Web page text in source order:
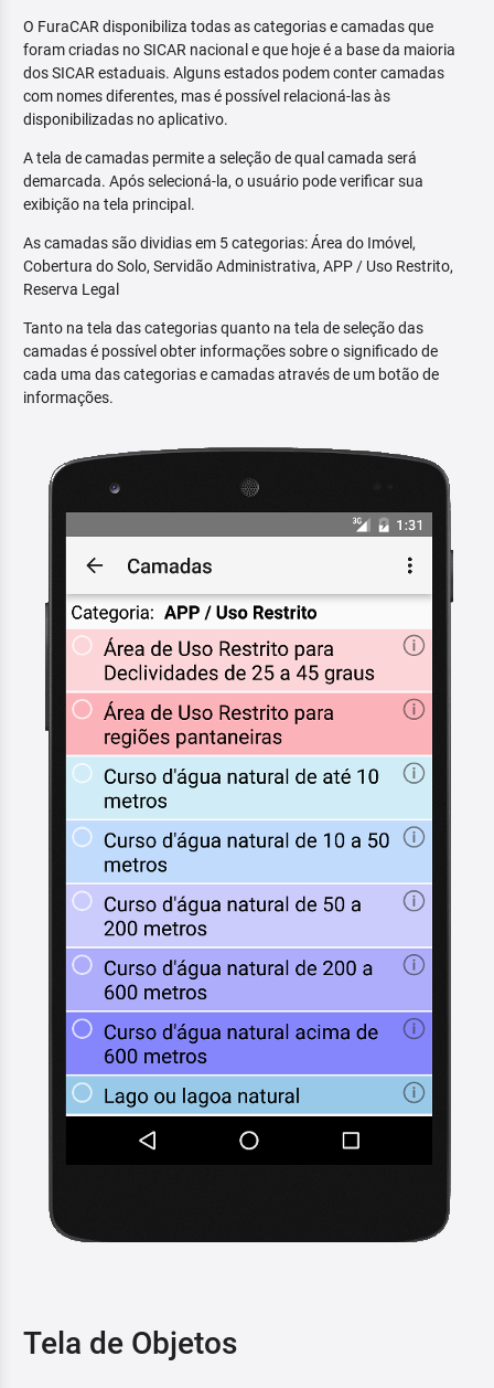
O FuraCAR disponibiliza todas as categorias e camadas que
foram criadas no SICAR nacional e que hoje é a base da maioria
dos SICAR estaduais. Alguns estados podem conter camadas
com nomes diferentes, mas é possível relacioná-las às
disponibilizadas no aplicativo.
A tela de camadas permite a seleção de qual camada será
demarcada. Após selecioná-la, o usuário pode verificar sua
exibição na tela principal.
As camadas são dividias em 5 categorias: Área do Imóvel,
Cobertura do Solo, Servidão Administrativa, APP / Uso Restrito,
Reserva Legal
Tanto na tela das categorias quanto na tela de seleção das
camadas é possível obter informações sobre o significado de
cada uma das categorias e camadas através de um botão de
informações.
Tela de Objetos